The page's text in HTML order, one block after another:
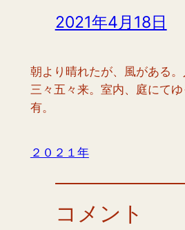
2021年4月18日
朝より晴れたが、風がある。
三々五々来。室内、庭にて
有。
２０２１年
コメント